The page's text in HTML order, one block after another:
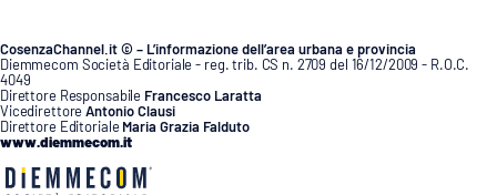
CosenzaChannel.it © – L’informazione dell’area urbana e provincia
Diemmecom Società Editoriale - reg. trib. CS n. 2709 del 16/12/2009 - R.O.C.
4049
Direttore Responsabile Francesco Laratta
VicedirettoreAntonio Clausi
Direttore Editoriale Maria Grazia Falduto
www.diemmecom.it